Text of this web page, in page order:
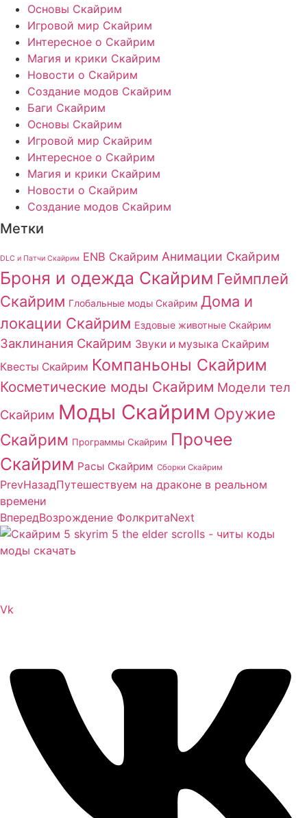
Основы Скайрим
Игровой мир Скайрим
Интересное о Скайрим
Магия и крики Скайрим
Новости о Скайрим
Создание модов Скайрим
Баги Скайрим
Основы Скайрим
Игровой мир Скайрим
Интересное о Скайрим
Магия и крики Скайрим
Новости о Скайрим
Создание модов Скайрим
Метки
DLC и Патчи Скайрим ENB Скайрим Анимации Скайрим
Броня и одежда Скайрим Геймплей
Скайрим Глобальные моды Скайрим Дома и
локации Скайрим Ездовые животные Скайрим
Заклинания Скайрим Звуки и музыка Скайрим
Квесты Скайрим Компаньоны Скайрим
Косметические моды Скайрим Модели тел
Скайрим Моды Скайрим Оружие
Скайрим Программы Скайрим Прочее
Скайрим Расы Скайрим Сборки Скайрим
PrevНазадПутешествуем на драконе в реальном
времени
ВпередВозрождение ФолкритаNext
Vk